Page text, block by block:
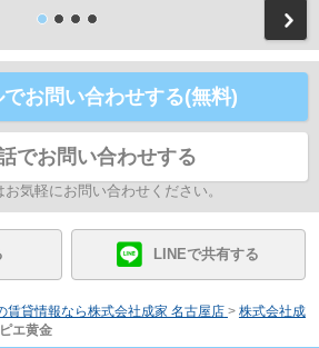
でお問い合わせする(無料)
でお問い合わせする
気軽にお問い合わせください。
LINEで共有する
賃貸情報なら株式会社成家 名古屋店 > 株式会社成
エ黄金